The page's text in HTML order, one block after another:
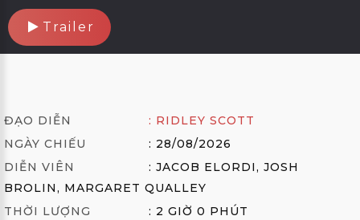
RẠP
ƯU
ĐIỆN
ẢNH
THÀNH
VIÊN
Trailer
ĐẠO DIỄN
: RIDLEY SCOTT
NGÀY CHIẾU
: 28/08/2026
DIỄN VIÊN
: JACOB ELORDI, JOSH
BROLIN, MARGARET QUALLEY
THỜI LƯỢNG
: 2 GIỜ 0 PHÚT